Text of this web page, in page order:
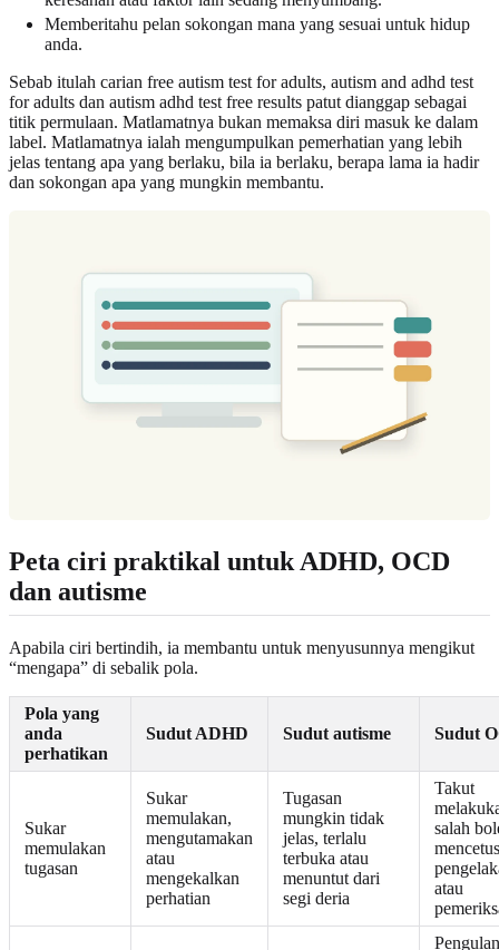
Memberitahu pelan sokongan mana yang sesuai untuk hidup
anda.
Sebab itulah carian free autism test for adults, autism and adhd test
for adults dan autism adhd test free results patut dianggap sebagai
titik permulaan. Matlamatnya bukan memaksa diri masuk ke dalam
label. Matlamatnya ialah mengumpulkan pemerhatian yang lebih
jelas tentang apa yang berlaku, bila ia berlaku, berapa lama ia hadir
dan sokongan apa yang mungkin membantu.
Peta ciri praktikal untuk ADHD, OCD
dan autisme
Apabila ciri bertindih, ia membantu untuk menyusunnya mengikut
“mengapa” di sebalik pola.
Pola yang
anda
perhatikan
Sudut ADHD Sudut autisme Sudut
Sukar
memulakan
tugasan
Sukar
memulakan,
mengutamakan
atau
mengekalkan
perhatian
Tugasan
mungkin tidak
jelas, terlalu
terbuka atau
menuntut dari
segi deria
Takut
salah
atau